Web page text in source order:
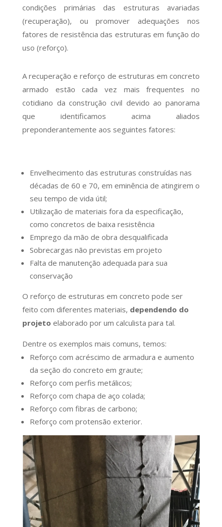
condições primárias das estruturas avariadas
(recuperação), ou promover adequações nos
fatores de resistência das estruturas em função do
uso (reforço).
A recuperação e reforço de estruturas em concreto
armado estão cada vez mais frequentes no
cotidiano da construção civil devido ao panorama
que identificamos acima aliados
preponderantemente aos seguintes fatores:
Envelhecimento das estruturas construídas nas
décadas de 60 e 70, em eminência de atingirem o
seu tempo de vida útil;
Utilização de materiais fora da especificação,
como concretos de baixa resistência
Emprego da mão de obra desqualificada
Sobrecargas não previstas em projeto
Falta de manutenção adequada para sua
conservação
O reforço de estruturas em concreto pode ser
feito com diferentes materiais, dependendo do
projeto elaborado por um calculista para tal.
Dentre os exemplos mais comuns, temos:
Reforço com acréscimo de armadura e aumento
da seção do concreto em graute;
Reforço com perfis metálicos;
Reforço com chapa de aço colada;
Reforço com fibras de carbono;
Reforço com protensão exterior.